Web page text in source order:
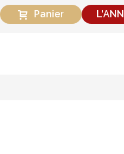
Panier